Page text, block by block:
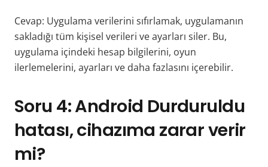
Cevap: Uygulama verilerini sıfırlamak, uygulamanın
sakladığı tüm kişisel verileri ve ayarları siler. Bu,
uygulama içindeki hesap bilgilerini, oyun
ilerlemelerini, ayarları ve daha fazlasını içerebilir.
Soru 4: Android Durduruldu
hatası, cihazıma zarar verir
mi?